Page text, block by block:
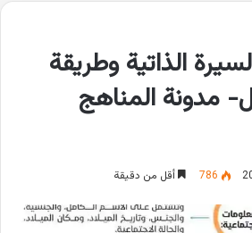
الذاتية وطريقة
مدونة المناهج
786 أقل من دقيقة